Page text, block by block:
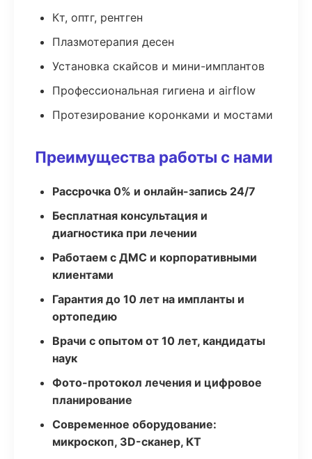
Кт, оптг, рентген
Плазмотерапия десен
Установка скайсов и мини-имплантов
Профессиональная гигиена и airflow
Протезирование коронками и мостами
Преимущества работы с нами
Рассрочка 0% и онлайн-запись 24/7
Бесплатная консультация и
диагностика при лечении
Работаем с ДМС и корпоративными
клиентами
Гарантия до 10 лет на импланты и
ортопедию
Врачи с опытом от 10 лет, кандидаты
наук
Фото-протокол лечения и цифровое
планирование
Современное оборудование:
микроскоп, 3D-сканер, КТ